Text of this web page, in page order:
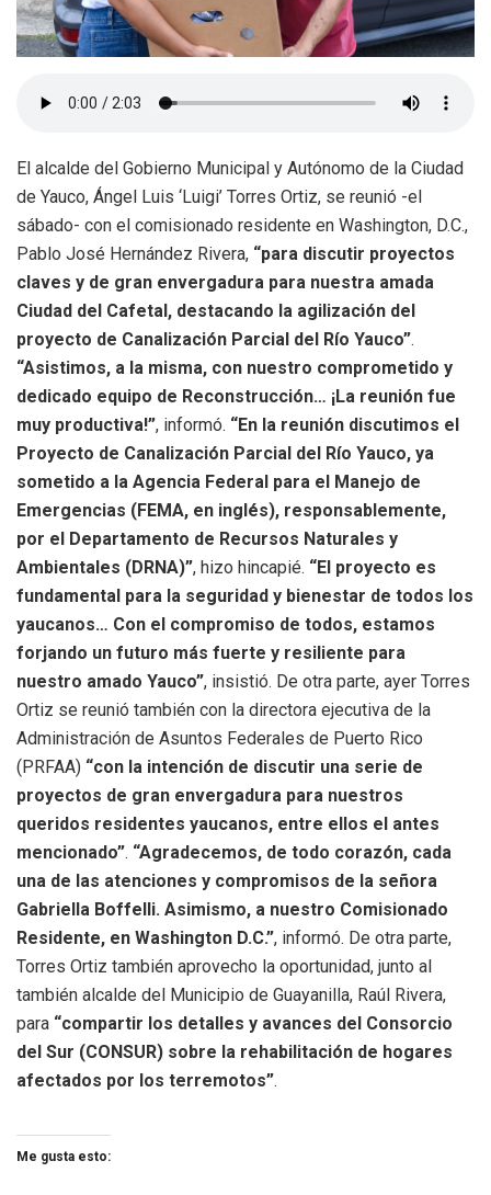
El alcalde del Gobierno Municipal y Autónomo de la Ciudad
de Yauco, Ángel Luis ‘Luigi’ Torres Ortiz, se reunió -el
sábado- con el comisionado residente en Washington, D.C.,
Pablo José Hernández Rivera, “para discutir proyectos
claves y de gran envergadura para nuestra amada
Ciudad del Cafetal, destacando la agilización del
proyecto de Canalización Parcial del Río Yauco”.
“Asistimos, a la misma, con nuestro comprometido y
dedicado equipo de Reconstrucción… ¡La reunión fue
muy productiva!”, informó. “En la reunión discutimos el
Proyecto de Canalización Parcial del Río Yauco, ya
sometido a la Agencia Federal para el Manejo de
Emergencias (FEMA, en inglés), responsablemente,
por el Departamento de Recursos Naturales y
Ambientales (DRNA)”, hizo hincapié. “El proyecto es
fundamental para la seguridad y bienestar de todos los
yaucanos… Con el compromiso de todos, estamos
forjando un futuro más fuerte y resiliente para
nuestro amado Yauco”, insistió. De otra parte, ayer Torres
Ortiz se reunió también con la directora ejecutiva de la
Administración de Asuntos Federales de Puerto Rico
(PRFAA) “con la intención de discutir una serie de
proyectos de gran envergadura para nuestros
queridos residentes yaucanos, entre ellos el antes
mencionado”. “Agradecemos, de todo corazón, cada
una de las atenciones y compromisos de la señora
Gabriella Boffelli. Asimismo, a nuestro Comisionado
Residente, en Washington D.C.”, informó. De otra parte,
Torres Ortiz también aprovecho la oportunidad, junto al
también alcalde del Municipio de Guayanilla, Raúl Rivera,
para “compartir los detalles y avances del Consorcio
del Sur (CONSUR) sobre la rehabilitación de hogares
afectados por los terremotos”.
Me gusta esto: